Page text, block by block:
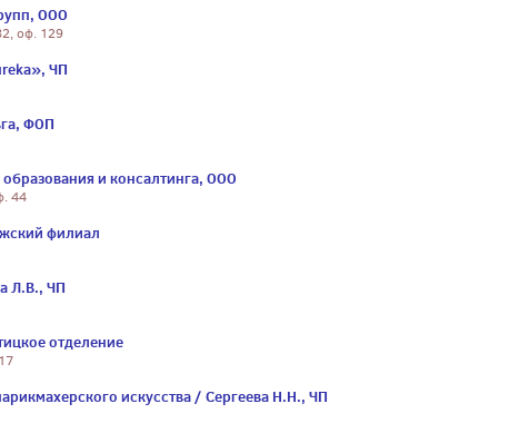
ООО
оф. 129
ЧП
ФОП
и консалтинга, ООО
44
филиал
Л.В., ЧП
отделение
искусства / Сергеева Н.Н., ЧП